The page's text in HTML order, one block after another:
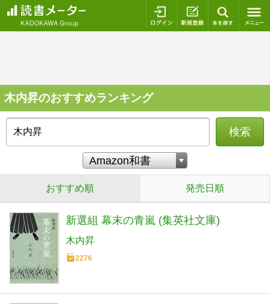
ログイン 新規登録
木内昇のおすすめランキング
検索
おすすめ順 発売日順
新選組 幕末の青嵐 (集英社文庫)
木内昇
2276